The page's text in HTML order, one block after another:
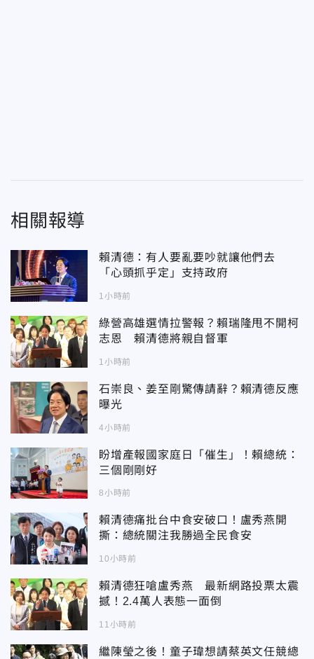
相關報導
賴清德：有人要亂要吵就讓他們去
「心頭抓乎定」支持政府
1小時前
綠營高雄選情拉警報？賴瑞隆甩不開柯
志恩 賴清德將親自督軍
1小時前
石崇良、姜至剛驚傳請辭？賴清德反應
曝光
4小時前
盼增產報國家庭日「催生」！賴總統：
三個剛剛好
8小時前
賴清德痛批台中食安破口！盧秀燕開
撕：總統關注我勝過全民食安
10小時前
賴清德狂嗆盧秀燕 最新網路投票太震
撼！2.4萬人表態一面倒
11小時前
繼陳瑩之後！童子瑋想請蔡英文任競總